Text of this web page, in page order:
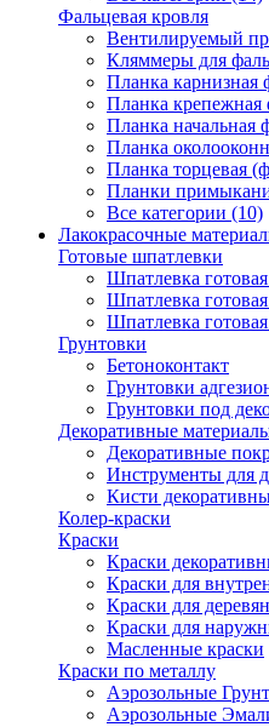
Фальцевая кровля
Вентилируемый
Кляммеры для
Планка карнизная
Планка крепежная
Планка начальная
Планка
Планка торцевая
Планки
Все категории (10)
Лакокрасочные
Готовые шпатлевки
Шпатлевка
Шпатлевка готовая
Шпатлевка
Грунтовки
Бетоноконтакт
Грунтовки
Грунтовки под
Декоративные
Декоративные
Инструменты для
Кисти
Колер-краски
Краски
Краски
Краски для
Краски для
Краски для
Масленные краски
Краски по металлу
Аэрозольные
Аэрозольные